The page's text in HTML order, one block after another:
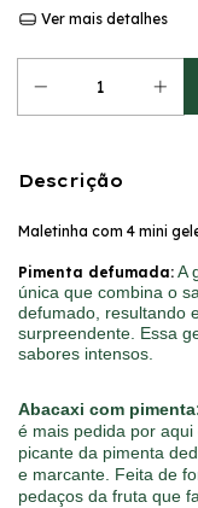
Ver mais detalhes
Descrição
Maletinha com 4 mini
Pimenta defumada: A
única que combina o
defumado, resultando
surpreendente. Essa
sabores intensos.
Abacaxi com
é mais pedida por
picante da pimenta
e marcante. Feita de
pedaços da fruta que